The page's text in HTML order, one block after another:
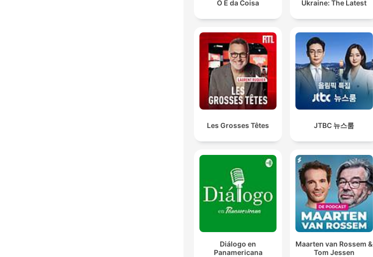
O É da Coisa Ukraine: The Latest
Les Grosses Têtes JTBC 뉴스룸
Diálogo en
Panamericana
Maarten van Rossem &
Tom Jessen